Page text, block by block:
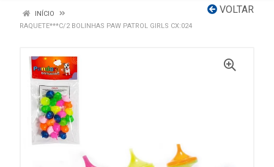
VOLTAR
INÍCIO
RAQUETE***C/2 BOLINHAS PAW PATROL GIRLS CX:024